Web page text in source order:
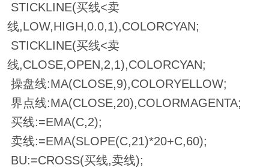
STICKLINE(买线<卖
线,LOW,HIGH,0.0,1),COLORCYAN;
STICKLINE(买线<卖
线,CLOSE,OPEN,2,1),COLORCYAN;
操盘线:MA(CLOSE,9),COLORYELLOW;
界点线:MA(CLOSE,20),COLORMAGENTA;
买线:=EMA(C,2);
卖线:=EMA(SLOPE(C,21)*20+C,60);
BU:=CROSS(买线,卖线);